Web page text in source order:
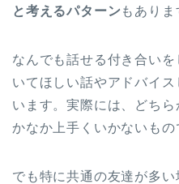
と考えるパターンもありま
なんでも話せる付き合い
いてほしい話やアドバイ
います。実際には、どち
かなか上手くいかないもの
でも特に共通の友達が多